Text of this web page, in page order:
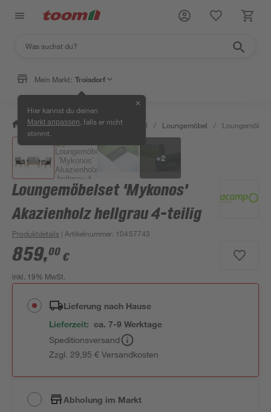
Mein Markt: Troisdorf
Hier kannst du deinen
Markt anpassen , falls er nicht
stimmt.
✕
/ Garten & Freizeit / Gartenmöbel / Loungemöbel /
+2
Loungemöbelset 'Mykonos'
Akazienholz hellgrau 4-teilig
Produktdetails | Artikelnummer: 10457743
859,00 €
inkl. 19% MwSt.
Lieferung nach Hause
Lieferzeit: ca. 7-9 Werktage
Speditionsversand
Zzgl. 29,95 € Versandkosten
Abholung im Markt